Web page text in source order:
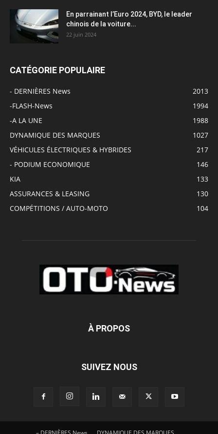
En parrainant l’Euro 2024, BYD, le leader
chinois de la voiture...
22 juin 2024
CATÉGORIE POPULAIRE
- DERNIÈRES News
2013
-FLASH-News
1994
-A LA UNE
1988
DYNAMIQUE DES MARQUES
1027
VÉHICULES ÉLECTRIQUES & HYBRIDES
217
- PODIUM ECONOMIQUE
146
KIA
133
ASSURANCES & LEASING
130
COMPÉTITIONS / AUTO-MOTO
104
À PROPOS
SUIVEZ NOUS